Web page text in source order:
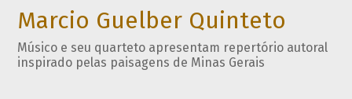
Marcio Guelber Quinteto
Músico e seu quarteto apresentam repertório autoral
inspirado pelas paisagens de Minas Gerais